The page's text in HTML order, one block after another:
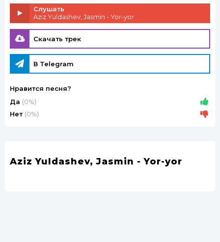
Слушать
Aziz Yuldashev, Jasmin - Yor-yor
Скачать трек
В Telegram
Нравится песня?
Да (0%)
Нет (0%)
Aziz Yuldashev, Jasmin - Yor-yor